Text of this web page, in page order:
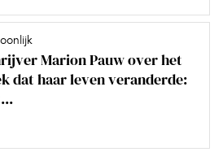
Marion Pauw over het
dat haar leven veranderde: